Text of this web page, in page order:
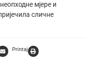
мјере и
сличне
Printaj